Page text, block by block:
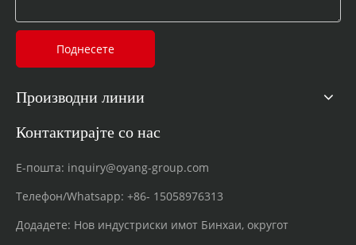
Поднесете
Производни линии
Контактирајте со нас
Е-пошта: inquiry@oyang-group.com
Телефон/Whatsapp: +86- 15058976313
Додадете: Нов индустриски имот Бинхаи, округот